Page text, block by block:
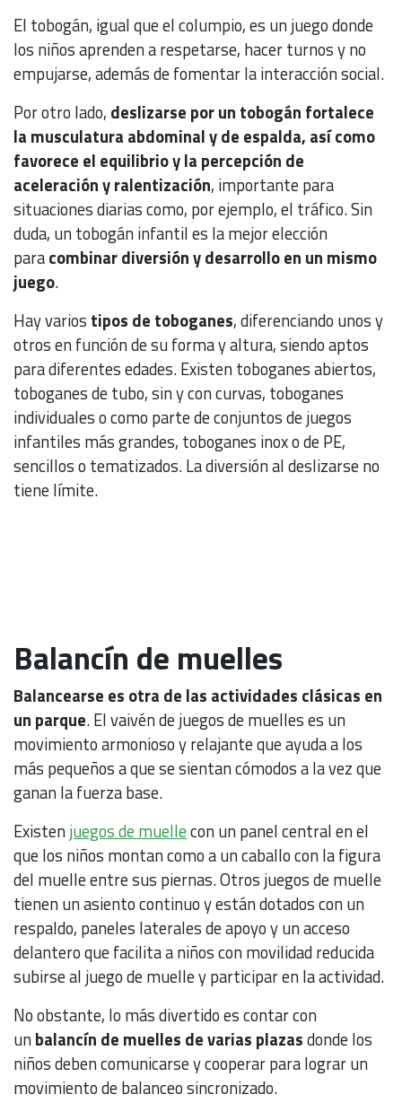
El tobogán, igual que el columpio, es un juego donde
los niños aprenden a respetarse, hacer turnos y no
empujarse, además de fomentar la interacción social.
Por otro lado, deslizarse por un tobogán fortalece
la musculatura abdominal y de espalda, así como
favorece el equilibrio y la percepción de
aceleración y ralentización, importante para
situaciones diarias como, por ejemplo, el tráfico. Sin
duda, un tobogán infantil es la mejor elección
paracombinar diversión y desarrollo en un mismo
juego.
Hay varios tipos de toboganes, diferenciando unos y
otros en función de su forma y altura, siendo aptos
para diferentes edades. Existen toboganes abiertos,
toboganes de tubo, sin y con curvas, toboganes
individuales o como parte de conjuntos de juegos
infantiles más grandes, toboganes inox o de PE,
sencillos o tematizados. La diversión al deslizarse no
tiene límite.
Balancín de muelles
Balancearse es otra de las actividades clásicas en
un parque. El vaivén de juegos de muelles es un
movimiento armonioso y relajante que ayuda a los
más pequeños a que se sientan cómodos a la vez que
ganan la fuerza base.
Existenjuegos de muellecon un panel central en el
que los niños montan como a un caballo con la figura
del muelle entre sus piernas. Otros juegos de muelle
tienen un asiento continuo y están dotados con un
respaldo, paneles laterales de apoyo y un acceso
delantero que facilita a niños con movilidad reducida
subirse al juego de muelle y participar en la actividad.
No obstante, lo más divertido es contar con
unbalancín de muelles de varias plazasdonde los
niños deben comunicarse y cooperar para lograr un
movimiento de balanceo sincronizado.